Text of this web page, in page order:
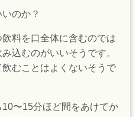
のか？
料を口全体に含むのでは
込むのがいいそうです。
むことはよくないそうで
〜15分ほど間をあけてか